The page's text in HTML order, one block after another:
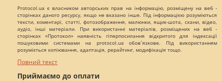
Protocol.ua є власником авторських прав на інформацію, розміщену на веб -
сторінках даного ресурсу, якщо не вказано інше. Під інформацією розуміються
тексти, коментарі, статті, фотозображення, малюнки, ящик-шота, скани, відео,
аудіо, інші матеріали. При використанні матеріалів, розміщених на веб -
сторінках «Протокол» наявність гіперпосилання відкритого для індексації
пошуковими системами на protocol.ua обов`язкове. Під використанням
розуміється копіювання, адаптація, рерайтинг, модифікація тощо.
Повний текст
Приймаємо до оплати